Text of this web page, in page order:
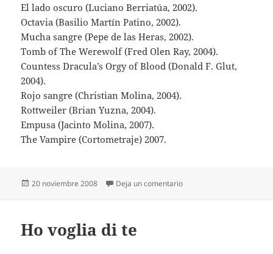
El lado oscuro (Luciano Berriatúa, 2002).
Octavia (Basilio Martín Patino, 2002).
Mucha sangre (Pepe de las Heras, 2002).
Tomb of The Werewolf (Fred Olen Ray, 2004).
Countess Dracula’s Orgy of Blood (Donald F. Glut,
2004).
Rojo sangre (Christian Molina, 2004).
Rottweiler (Brian Yuzna, 2004).
Empusa (Jacinto Molina, 2007).
The Vampire (Cortometraje) 2007.
Publicado
20 noviembre 2008 Deja un comentarioen Paul Naschy
Ho voglia di te